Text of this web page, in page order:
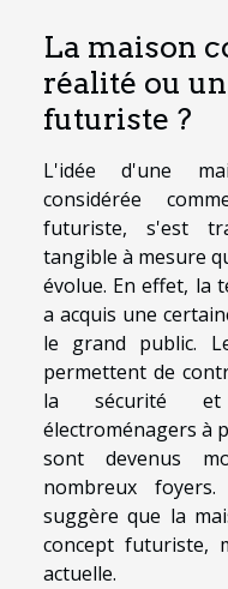
La maison
réalité ou
futuriste ?
L'idée d'une
considérée
futuriste, s'est
tangible à mesure
évolue. En effet, la
a acquis une
le grand public.
permettent de
la sécurité et
électroménagers à
sont devenus
nombreux
suggère que la
concept futuriste,
actuelle.